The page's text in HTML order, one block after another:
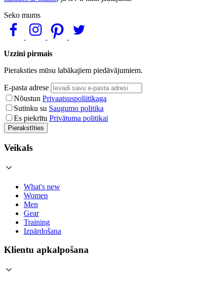
Seko mums
Uzzini pirmais
Pieraksties mūsu labākajiem piedāvājumiem.
E-pasta adrese
Nõustun Privaatsuspoliitikaga
Sutinku su Saugumo politika
Es piekrītu Privātuma politikai
Pierakstīties
Veikals
What's new
Women
Men
Gear
Training
Izpārdošana
Klientu apkalpošana